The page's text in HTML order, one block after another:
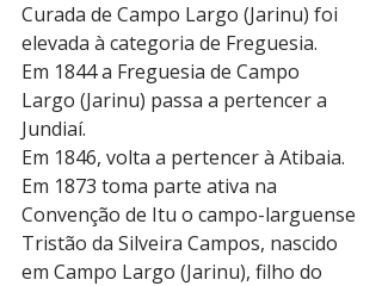
Curada de Campo Largo (Jarinu) foi
elevada à categoria de Freguesia.
Em 1844 a Freguesia de Campo
Largo (Jarinu) passa a pertencer a
Jundiaí.
Em 1846, volta a pertencer à Atibaia.
Em 1873 toma parte ativa na
Convenção de Itu o campo-larguense
Tristão da Silveira Campos, nascido
em Campo Largo (Jarinu), filho do